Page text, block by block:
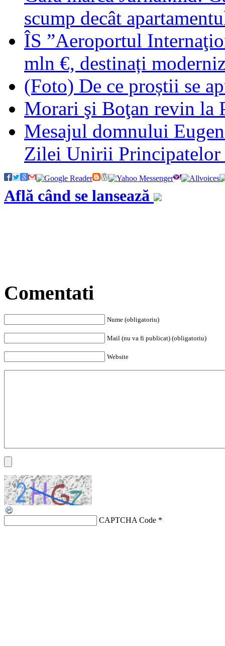
scump decât
ÎS ”Aeroportul
mln €, destinați
(Foto) De ce proștii se
Morari şi Boţan revin la
Mesajul domnului
Află când se lansează
Comentati
Nume (obligatoriu)
Mail (nu va fi publicat) (obligatoriu)
Website
CAPTCHA Code *